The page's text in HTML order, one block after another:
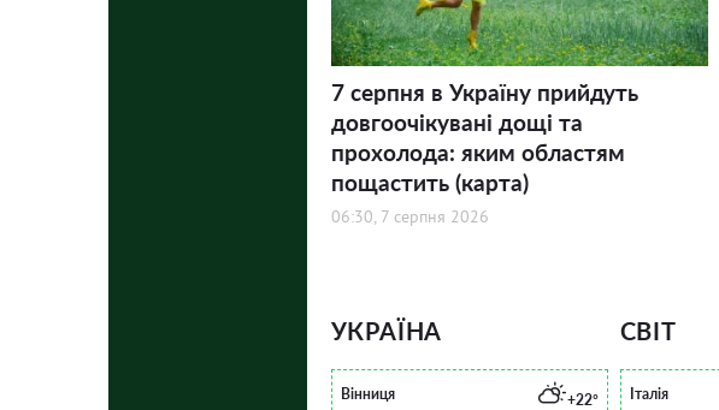
7 серпня в Україну прийдуть
довгоочікувані дощі та
прохолода: яким областям
пощастить (карта)
06:30, 7 серпня 2026
УКРАЇНА
Вінниця +22°
СВІТ
Італія